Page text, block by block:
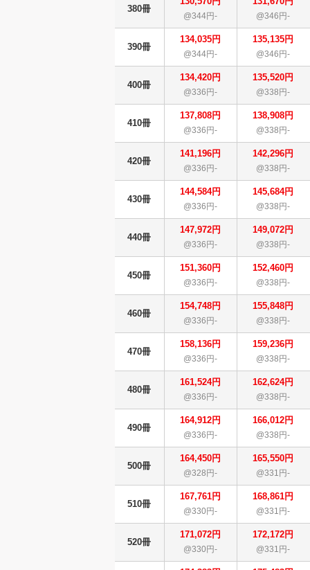
380冊
@344円- @346円-
390冊
134,035円
@344円-
135,135円
@346円-
400冊
134,420円
@336円-
135,520円
@338円-
410冊
137,808円
@336円-
138,908円
@338円-
420冊
141,196円
@336円-
142,296円
@338円-
430冊
144,584円
@336円-
145,684円
@338円-
440冊
147,972円
@336円-
149,072円
@338円-
450冊
151,360円
@336円-
152,460円
@338円-
460冊
154,748円
@336円-
155,848円
@338円-
470冊
158,136円
@336円-
159,236円
@338円-
480冊
161,524円
@336円-
162,624円
@338円-
490冊
164,912円
@336円-
166,012円
@338円-
500冊
164,450円
@328円-
165,550円
@331円-
510冊
167,761円
@330円-
168,861円
@331円-
520冊
171,072円
@330円-
172,172円
@331円-